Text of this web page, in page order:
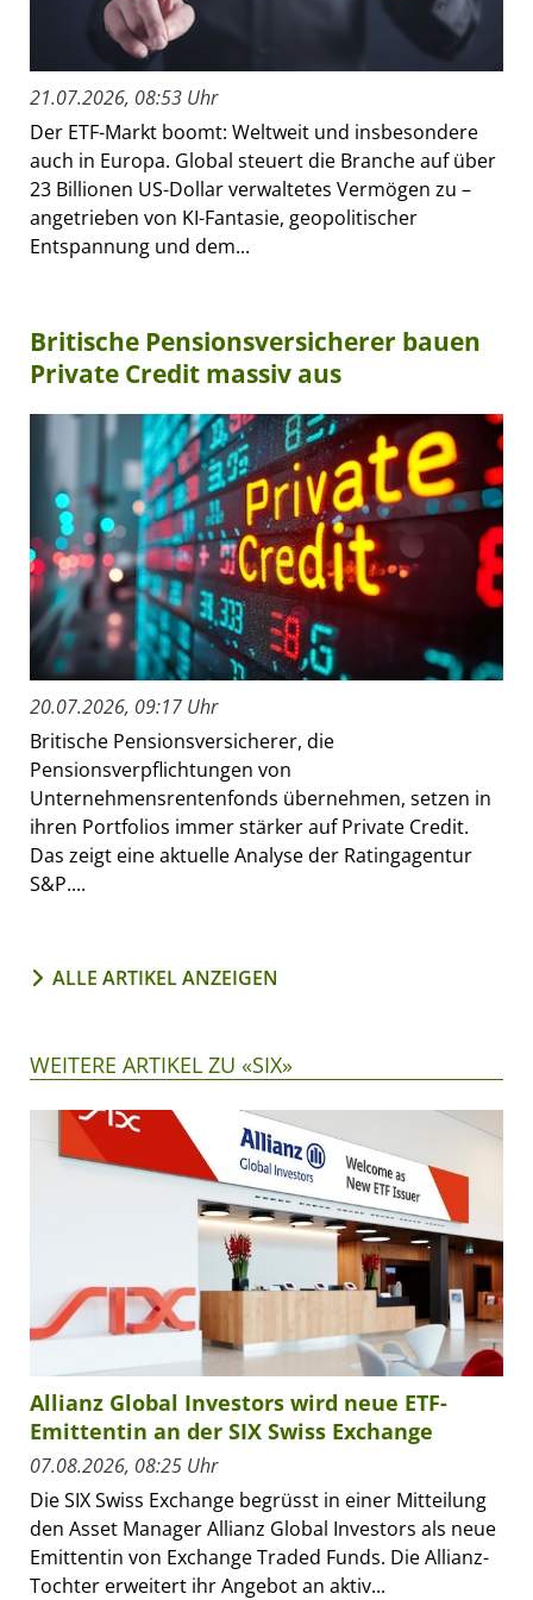
21.07.2026, 08:53 Uhr
Der ETF-Markt boomt: Weltweit und insbesondere
auch in Europa. Global steuert die Branche auf über
23 Billionen US-Dollar verwaltetes Vermögen zu –
angetrieben von KI-Fantasie, geopolitischer
Entspannung und dem...
Britische Pensionsversicherer bauen
Private Credit massiv aus
20.07.2026, 09:17 Uhr
Britische Pensionsversicherer, die
Pensionsverpflichtungen von
Unternehmensrentenfonds übernehmen, setzen in
ihren Portfolios immer stärker auf Private Credit.
Das zeigt eine aktuelle Analyse der Ratingagentur
S&P....
ALLE ARTIKEL ANZEIGEN
WEITERE ARTIKEL ZU «SIX»
Allianz Global Investors wird neue ETF-
Emittentin an der SIX Swiss Exchange
07.08.2026, 08:25 Uhr
Die SIX Swiss Exchange begrüsst in einer Mitteilung
den Asset Manager Allianz Global Investors als neue
Emittentin von Exchange Traded Funds. Die Allianz-
Tochter erweitert ihr Angebot an aktiv...